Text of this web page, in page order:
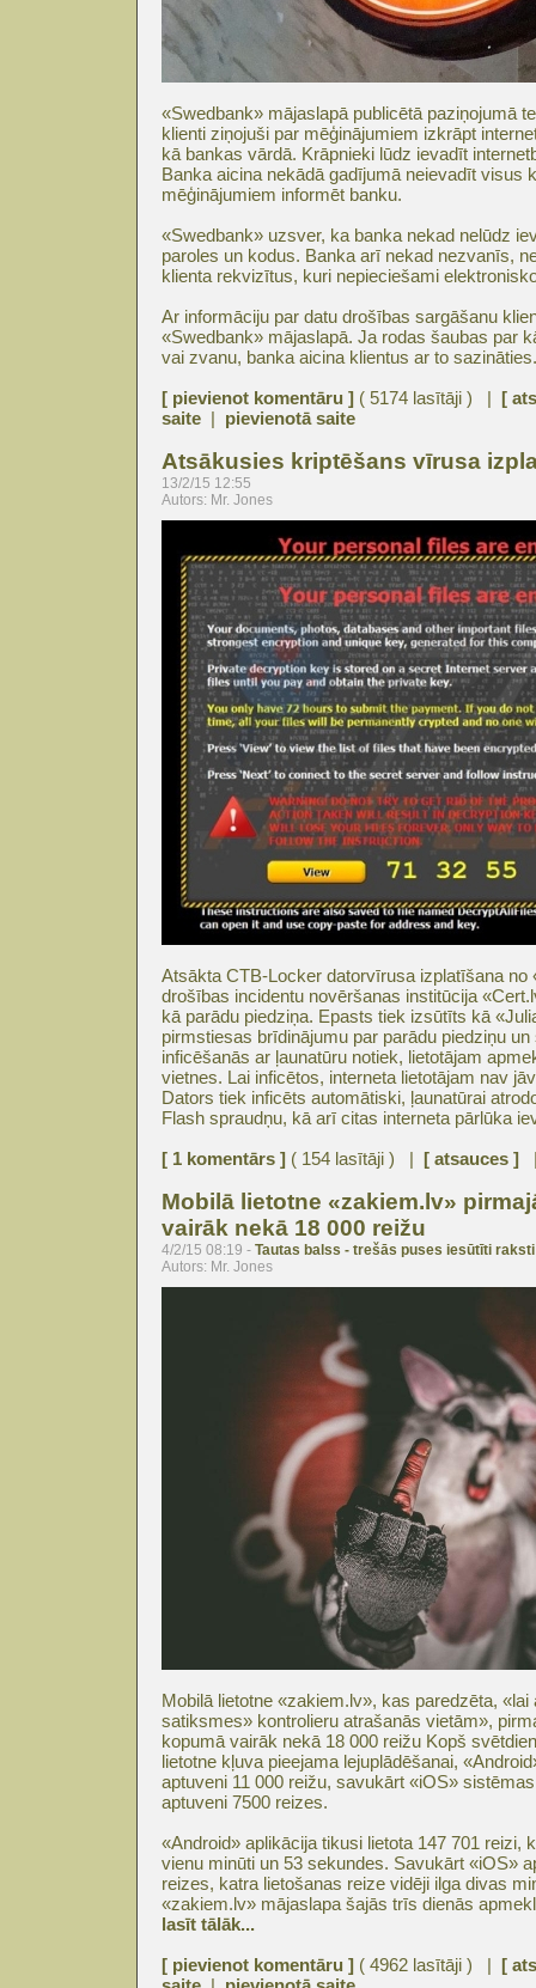
«Swedbank» mājaslapā publicētā paziņojumā
klienti ziņojuši par mēģinājumiem izkrāpt
kā bankas vārdā. Krāpnieki lūdz ievadīt
Banka aicina nekādā gadījumā neievadīt visus
mēģinājumiem informēt banku.
«Swedbank» uzsver, ka banka nekad nelūdz
paroles un kodus. Banka arī nekad nezvanīs,
klienta rekvizītus, kuri nepieciešami
Ar informāciju par datu drošības sargāšanu
«Swedbank» mājaslapā. Ja rodas šaubas par
vai zvanu, banka aicina klientus ar to
[ pievienot komentāru ] ( 5174 lasītāji ) | [
saite | pievienotā saite
Atsākusies kriptēšans vīrusa
13/2/15 12:55
Autors: Mr. Jones
Atsākta CTB-Locker datorvīrusa izplatīšana no
drošības incidentu novēršanas institūcija
kā parādu piedziņa. Epasts tiek izsūtīts kā
pirmstiesas brīdinājumu par parādu piedziņu
inficēšanās ar ļaunatūru notiek, lietotājam
vietnes. Lai inficētos, interneta lietotājam nav
Dators tiek inficēts automātiski, ļaunatūrai
Flash spraudņu, kā arī citas interneta pārlūka
[ 1 komentārs ] ( 154 lasītāji ) | [ atsauces ]
Mobilā lietotne «zakiem.lv»
vairāk nekā 18 000 reižu
4/2/15 08:19 - Tautas balss - trešās puses iesūtīti raksti
Autors: Mr. Jones
Mobilā lietotne «zakiem.lv», kas paredzēta,
satiksmes» kontrolieru atrašanās vietām»,
kopumā vairāk nekā 18 000 reižu Kopš
lietotne kļuva pieejama lejuplādēšanai,
aptuveni 11 000 reižu, savukārt «iOS»
aptuveni 7500 reizes.
«Android» aplikācija tikusi lietota 147 701 reizi,
vienu minūti un 53 sekundes. Savukārt «iOS»
reizes, katra lietošanas reize vidēji ilga divas
«zakiem.lv» mājaslapa šajās trīs dienās
lasīt tālāk...
[ pievienot komentāru ] ( 4962 lasītāji ) | [